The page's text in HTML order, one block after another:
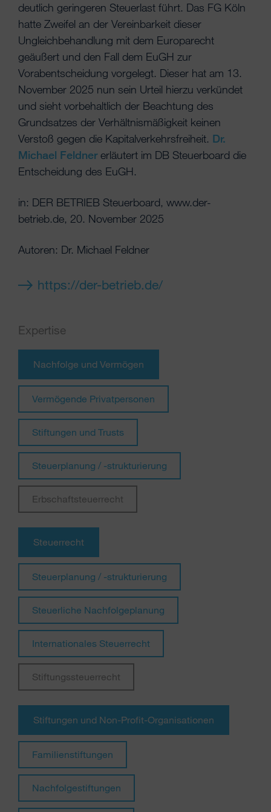
deutlich geringeren Steuerlast führt. Das FG Köln
hatte Zweifel an der Vereinbarkeit dieser
Ungleichbehandlung mit dem Europarecht
geäußert und den Fall dem EuGH zur
Vorabentscheidung vorgelegt. Dieser hat am 13.
November 2025 nun sein Urteil hierzu verkündet
und sieht vorbehaltlich der Beachtung des
Grundsatzes der Verhältnismäßigkeit keinen
Verstoß gegen die Kapitalverkehrsfreiheit. Dr.
Michael Feldnererläutert im DB Steuerboard die
Entscheidung des EuGH.
in: DER BETRIEB Steuerboard, www.der-
betrieb.de, 20. November 2025
Autoren: Dr. Michael Feldner
https://der-betrieb.de/
Expertise
Nachfolge und Vermögen
Vermögende Privatpersonen
Stiftungen und Trusts
Steuerplanung / -strukturierung
Erbschaftsteuerrecht
Steuerrecht
Steuerplanung / -strukturierung
Steuerliche Nachfolgeplanung
Internationales Steuerrecht
Stiftungssteuerrecht
Stiftungen und Non-Profit-Organisationen
Familienstiftungen
Nachfolgestiftungen